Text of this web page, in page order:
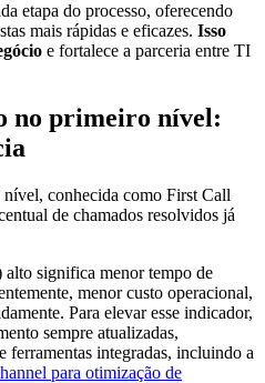
etapa do processo, oferecendo
mais rápidas e eficazes. Isso
e fortalece a parceria entre TI
no primeiro nível:
conhecida como First Call
de chamados resolvidos já
significa menor tempo de
menor custo operacional,
Para elevar esse indicador,
sempre atualizadas,
ferramentas integradas, incluindo a
para otimização de